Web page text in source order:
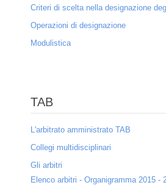
Contatti
Collaborazioni
Entra
Criteri di scelta nella designazione
Operazioni di designazione
Modulistica
TAB
L'arbitrato amministrato TAB
Collegi multidisciplinari
Gli arbitri
Elenco arbitri - Organigramma 2015 -